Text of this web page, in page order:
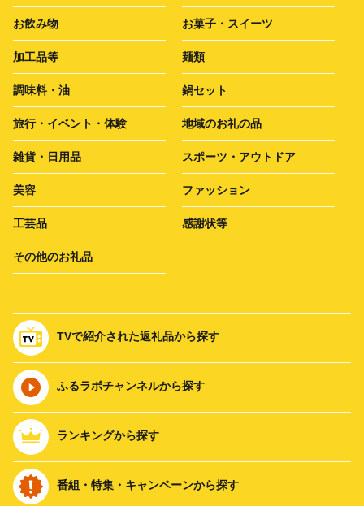
お飲み物 お菓子・スイーツ
加工品等 麺類
調味料・油 鍋セット
旅行・イベント・体験 地域のお礼の品
雑貨・日用品 スポーツ・アウトドア
美容 ファッション
工芸品 感謝状等
その他のお礼品
TVで紹介された返礼品から探す
ふるラボチャンネルから探す
ランキングから探す
番組・特集・キャンペーンから探す